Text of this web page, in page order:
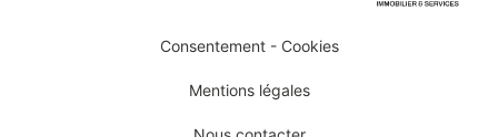
Consentement - Cookies
Mentions légales